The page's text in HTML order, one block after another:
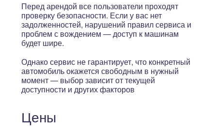
Перед арендой все пользователи проходят
проверку безопасности. Если у вас нет
задолженностей, нарушений правил сервиса и
проблем с вождением — доступ к машинам
будет шире.
Однако сервис не гарантирует, что конкретный
автомобиль окажется свободным в нужный
момент — выбор зависит от текущей
доступности и других факторов
Цены